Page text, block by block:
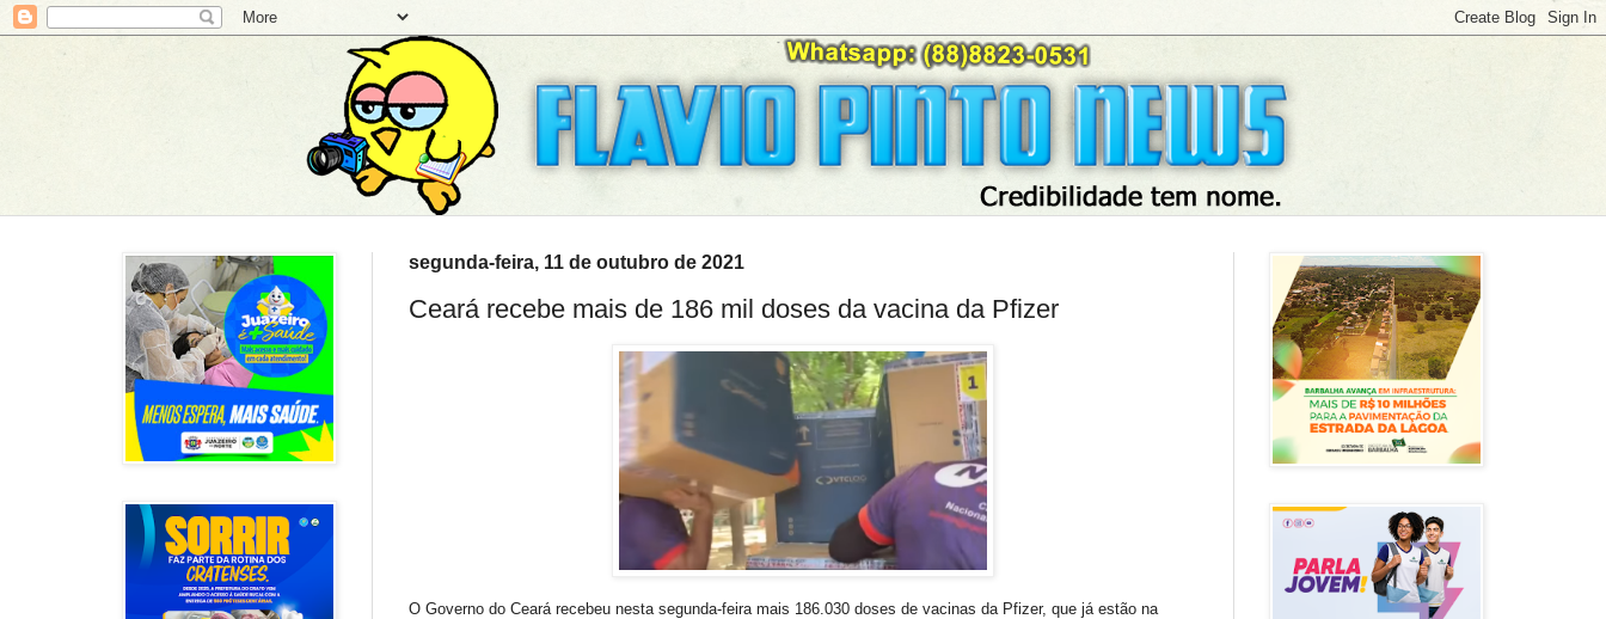
segunda-feira, 11 de outubro de 2021
Ceará recebe mais de 186 mil doses da vacina da Pfizer
O Governo do Ceará recebeu nesta segunda-feira mais 186.030 doses de vacinas da Pfizer, que já estão na